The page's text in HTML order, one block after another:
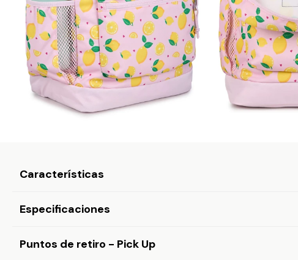
Características
Especificaciones
Puntos de retiro - Pick Up